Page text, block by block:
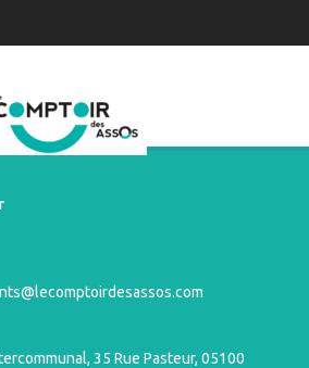
35 Rue Pasteur, 05100